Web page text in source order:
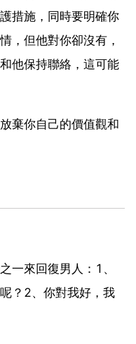
措施，同時要明確你
，但他對你卻沒有，
他保持聯絡，這可能
棄你自己的價值觀和
一來回復男人：1、
？2、你對我好，我